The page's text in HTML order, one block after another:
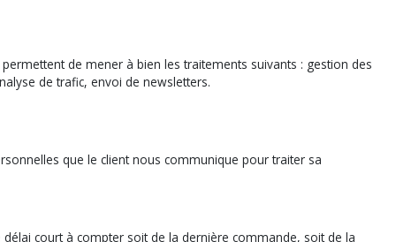
de mener à bien les traitements suivants : gestion des
de trafic, envoi de newsletters.
que le client nous communique pour traiter sa
court à compter soit de la dernière commande, soit de la